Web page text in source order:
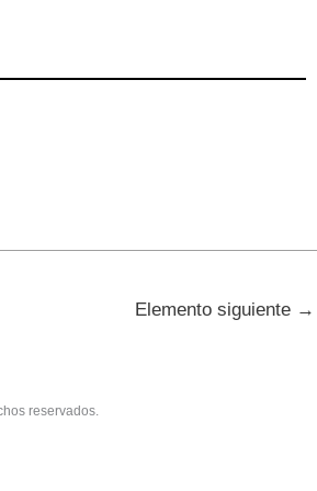
Elemento siguiente →
reservados.